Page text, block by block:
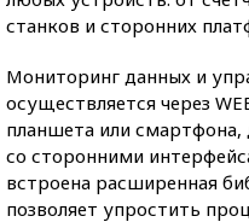
станков и сторонних
Мониторинг данных и
осуществляется через
планшета или смартфона,
со сторонними
встроена расширенная
позволяет упростить